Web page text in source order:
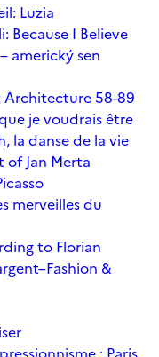
Luzia
Because I Believe
americký sen
Architecture 58-89
je voudrais être
la danse de la vie
of Jan Merta
merveilles du
to Florian
&